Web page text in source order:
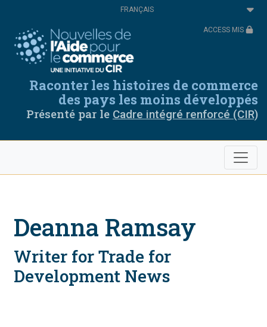
principal
Select
your
ACCESS MIS
Raconter les histoires de commerce
des pays les moins développés
Présenté par le Cadre intégré renforcé (CIR)
Deanna Ramsay
Writer for Trade for
Development News